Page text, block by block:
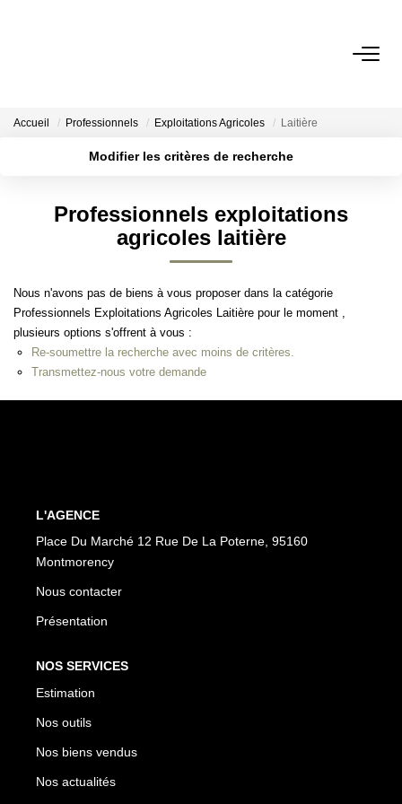
Notre Agence
Nos Engagements
Nos Avis Clients
Nous Rejoindre
Accueil Professionnels Exploitations Agricoles Laitière
Modifier les critères de recherche
Type de bien
Plus de critères
Professionnels exploitations
agricoles laitière
Nous n'avons pas de biens à vous proposer dans la catégorie
Professionnels Exploitations Agricoles Laitière pour le moment ,
plusieurs options s'offrent à vous :
Re-soumettre la recherche avec moins de critères.
Transmettez-nous votre demande
L'AGENCE
Place Du Marché 12 Rue De La Poterne, 95160
Montmorency
Nous contacter
Présentation
NOS SERVICES
Estimation
Nos outils
Nos biens vendus
Nos actualités